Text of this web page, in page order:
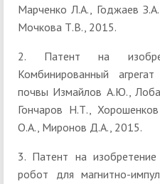
Марченко Л.А., Годжаев
Мочкова Т.В., 2015.
2. Патент на
Комбинированный
почвы Измайлов А.Ю.,
Гончаров Н.Т.,
О.А., Миронов Д.А., 2015.
3. Патент на
робот для магнитно-